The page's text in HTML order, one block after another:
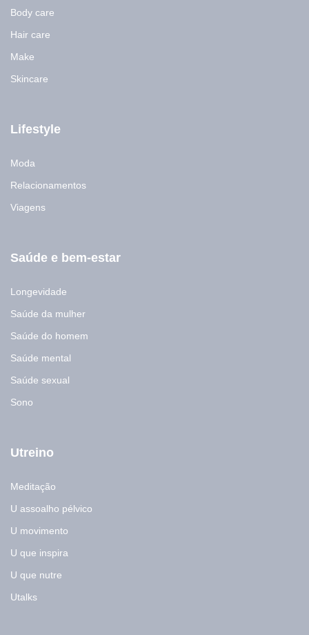
Body care
Hair care
Make
Skincare
Lifestyle
Moda
Relacionamentos
Viagens
Saúde e bem-estar
Longevidade
Saúde da mulher
Saúde do homem
Saúde mental
Saúde sexual
Sono
Utreino
Meditação
U assoalho pélvico
U movimento
U que inspira
U que nutre
Utalks